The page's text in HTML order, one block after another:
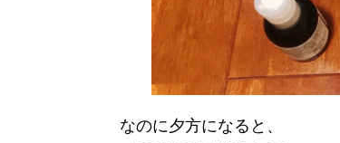
なのに夕方になると、